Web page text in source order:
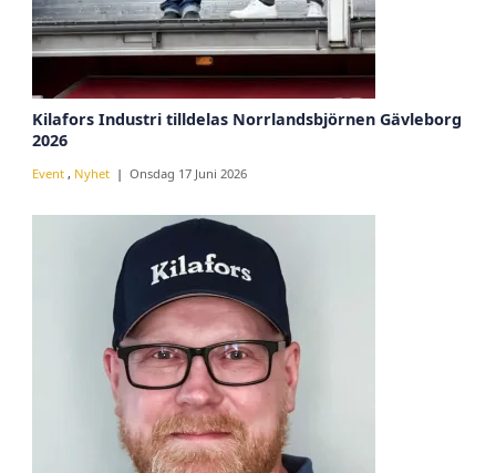
Kilafors Industri tilldelas Norrlandsbjörnen Gävleborg
2026
Event , Nyhet Onsdag 17 Juni 2026